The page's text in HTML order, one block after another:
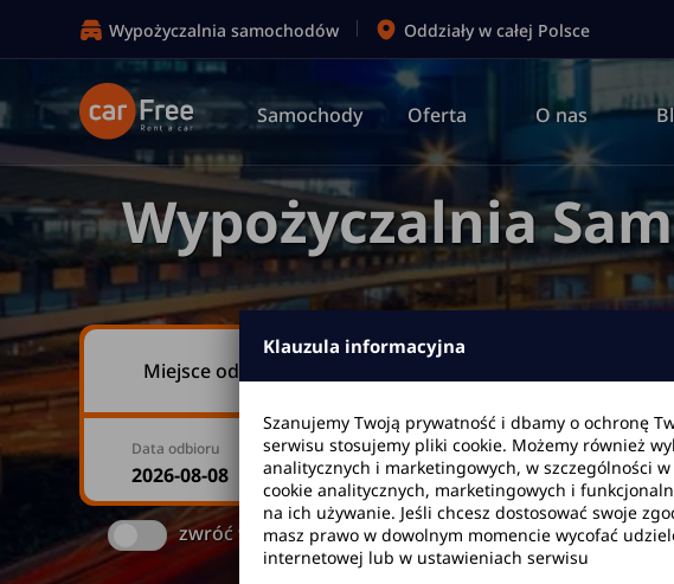
Wypożyczalnia
Miejsce odbioru
Data odbioru Godzina
zwróć w innym miejscu
Wypożyczalnia samochodów Oddziały w całej Polsce
Samochody Oferta O nas
Klauzula informacyjna
Szanujemy Twoją prywatność i dbamy o ochronę
serwisu stosujemy pliki cookie. Możemy również
analitycznych i marketingowych, w szczególności
cookie analitycznych, marketingowych i
na ich używanie. Jeśli chcesz dostosować swoje
masz prawo w dowolnym momencie wycofać
internetowej lub w ustawieniach serwisu